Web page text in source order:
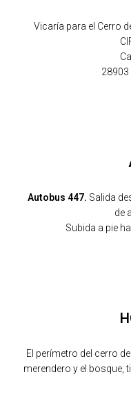
Vicaría para el Cerro
Autobus 447. Salida
de
Subida a pie
El perímetro del cerro
merendero y el bosque,